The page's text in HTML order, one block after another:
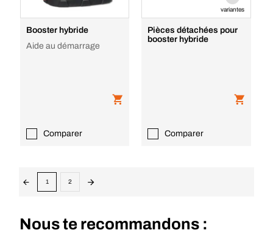
Booster hybride
Aide au démarrage
Comparer
variantes
Pièces détachées pour
booster hybride
Comparer
1 2
Nous te recommandons :